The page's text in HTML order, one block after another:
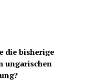
die bisherige
ungarischen